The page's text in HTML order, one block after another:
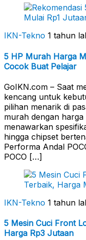
IKN-Tekno 1 tahun
5 HP Murah Harga
Cocok Buat Pelajar
GoIKN.com – Saat
kencang untuk
pilihan menarik di
murah dengan harga
menawarkan
hingga chipset
Performa Andal
POCO […]
IKN-Tekno 1 tahun
5 Mesin Cuci Front
Harga Rp3 Jutaan